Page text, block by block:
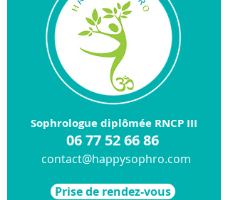
Sophrologue diplômée RNCP III
​0677 52 66 86
contact@happysophro.com
Prise de rendez-vous